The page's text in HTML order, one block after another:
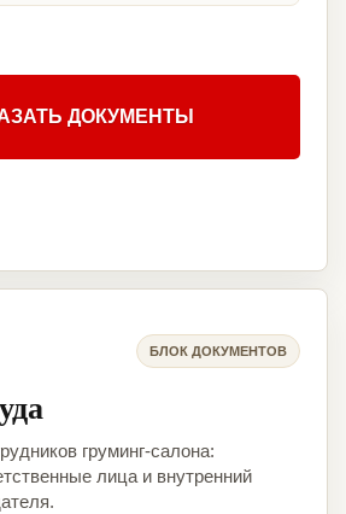
ДОКУМЕНТЫ
БЛОК ДОКУМЕНТОВ
груминг-салона:
лица и внутренний